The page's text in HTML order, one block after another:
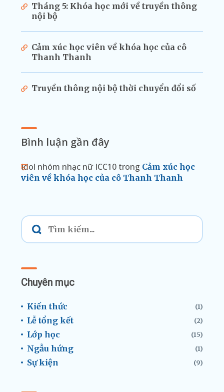
Tháng 5: Khóa học mới về truyền thông
nội bộ
Cảm xúc học viên về khóa học của cô
Thanh Thanh
Truyền thông nội bộ thời chuyển đổi số
Bình luận gần đây
Idol nhóm nhạc nữ ICC10 trong Cảm xúc học
viên về khóa học của cô Thanh Thanh
Chuyên mục
Kiến thức (1)
Lễ tổng kết (2)
Lớp học (15)
Ngẫu hứng (1)
Sự kiện (9)